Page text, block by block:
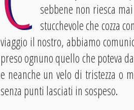
sebbene non riesca
stucchevole che cozza
viaggio il nostro, abbiamo
preso ognuno quello che poteva
e neanche un velo di tristezza o
senza punti lasciati in sospeso.